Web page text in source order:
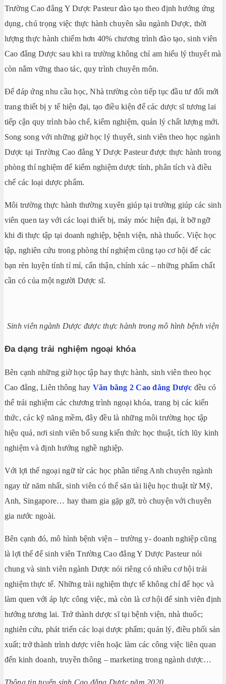
Trường Cao đẳng Y Dược Pasteur đào tạo theo định hướng ứng
dụng, chú trọng việc thực hành chuyên sâu ngành Dược, thời
lượng thực hành chiếm hơn 40% chương trình đào tạo, sinh viên
Cao đẳng Dược sau khi ra trường không chỉ am hiểu lý thuyết mà
còn nắm vững thao tác, quy trình chuyên môn.
Để đáp ứng nhu cầu học, Nhà trường còn tiếp tục đầu tư đổi mới
trang thiết bị y tế hiện đại, tạo điều kiện để các dược sĩ tương lai
tiếp cận quy trình bào chế, kiểm nghiệm, quản lý chất lượng mới.
Song song với những giờ học lý thuyết, sinh viên theo học ngành
Dược tại Trường Cao đẳng Y Dược Pasteur được thực hành trong
phòng thí nghiệm để kiểm nghiệm dược tính, phân tích và điều
chế các loại dược phẩm.
Môi trường thực hành thường xuyên giúp tại trường giúp các sinh
viên quen tay với các loại thiết bị, máy móc hiện đại, ít bỡ ngỡ
khi đi thực tập tại doanh nghiệp, bệnh viện, nhà thuốc. Việc học
tập, nghiên cứu trong phòng thí nghiệm cũng tạo cơ hội để các
bạn rèn luyện tính tỉ mỉ, cẩn thận, chính xác – những phẩm chất
cần có của một người Dược sĩ.
Sinh viên ngành Dược được thực hành trong mô hình bệnh viện
Đa dạng trải nghiệm ngoại khóa
Bên cạnh những giờ học tập hay thực hành, sinh viên theo học
Cao đẳng, Liên thông hay Văn bằng 2 Cao đẳng Dược đều có
thể trải nghiệm các chương trình ngoại khóa, trang bị các kiến
thức, các kỹ năng mềm, đây đều là những môi trường học tập
hiệu quả, nơi sinh viên bổ sung kiến thức học thuật, tích lũy kinh
nghiệm và định hướng nghề nghiệp.
Với lợi thế ngoại ngữ từ các học phần tiếng Anh chuyên ngành
ngay từ năm nhất, sinh viên có thể săn tài liệu học thuật từ Mỹ,
Anh, Singapore… hay tham gia gặp gỡ, trò chuyện với chuyên
gia nước ngoài.
Bên cạnh đó, mô hình bệnh viện – trường y- doanh nghiệp cũng
là lợi thế để sinh viên Trường Cao đẳng Y Dược Pasteur nói
chung và sinh viên ngành Dược nói riêng có nhiều cơ hội trải
nghiệm thực tế. Những trải nghiệm thực tế không chỉ để học và
làm quen với áp lực công việc, mà còn là cơ hội để sinh viên định
hướng tương lai. Trở thành dược sĩ tại bệnh viện, nhà thuốc;
nghiên cứu, phát triển các loại dược phẩm; quản lý, điều phối sản
xuất; trở thành trình dược viên hoặc làm các công việc liên quan
đến kinh doanh, truyền thông – marketing trong ngành dược…
Thông tin tuyển sinh Cao đẳng Dược năm 2020